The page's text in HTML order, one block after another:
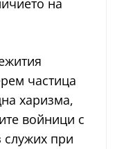
на
частица
харизма,
войници с
служих при